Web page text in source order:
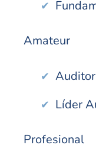
Amateur
Líder
Profesional